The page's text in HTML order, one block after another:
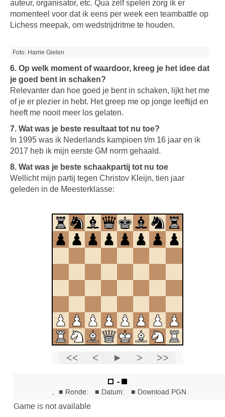
auteur, organisator, etc. Qua zelf spelen zorg ik er
momenteel voor dat ik eens per week een teambattle op
Lichess meepak, om wedstrijdritme te houden.
Foto: Harrie Gielen
6. Op welk moment of waardoor, kreeg je het idee dat
je goed bent in schaken?
Relevanter dan hoe goed je bent in schaken, lijkt het me
of je er plezier in hebt. Het greep me op jonge leeftijd en
heeft me nooit meer los gelaten.
7. Wat was je beste resultaat tot nu toe?
In 1995 was ik Nederlands kampioen t/m 16 jaar en ik
2017 heb ik mijn eerste GM norm gehaald.
8. Wat was je beste schaakpartij tot nu toe
Wellicht mijn partij tegen Christov Kleijn, tien jaar
geleden in de Meesterklasse: